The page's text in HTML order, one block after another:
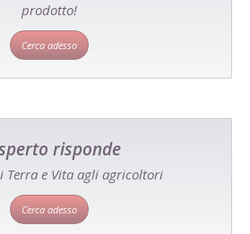
prodotto!
Cerca adesso
risponde
Terra e Vita agli agricoltori
Cerca adesso